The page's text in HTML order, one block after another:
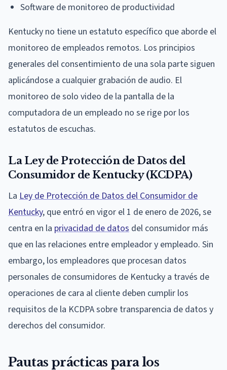
Software de monitoreo de productividad
Kentucky no tiene un estatuto específico que aborde el
monitoreo de empleados remotos. Los principios
generales del consentimiento de una sola parte siguen
aplicándose a cualquier grabación de audio. El
monitoreo de solo video de la pantalla de la
computadora de un empleado no se rige por los
estatutos de escuchas.
La Ley de Protección de Datos del
Consumidor de Kentucky (KCDPA)
La Ley de Protección de Datos del Consumidor de
Kentucky, que entró en vigor el 1 de enero de 2026, se
centra en la privacidad de datos del consumidor más
que en las relaciones entre empleador y empleado. Sin
embargo, los empleadores que procesan datos
personales de consumidores de Kentucky a través de
operaciones de cara al cliente deben cumplir los
requisitos de la KCDPA sobre transparencia de datos y
derechos del consumidor.
Pautas prácticas para los